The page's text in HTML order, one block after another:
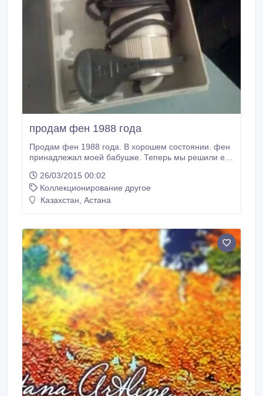
продам фен 1988 года
Продам фен 1988 года. В хорошем состоянии. фен
принадлежал моей бабушке. Теперь мы решили его
Торг уместен. Ждем ваших звонков или писем.
+77715936356. Звоните..
26/03/2015 00:02
Коллекционирование другое
Казахстан, Астана